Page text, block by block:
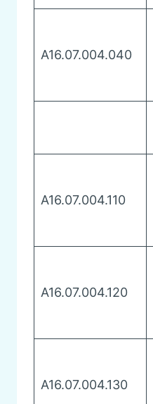
A16.07.004.040
A16.07.004.110
A16.07.004.120
A16.07.004.130